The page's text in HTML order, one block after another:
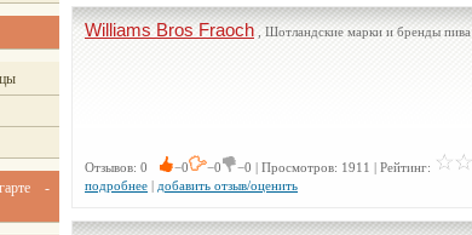
-
Williams Bros Fraoch, Шотландские марки и бренды пива
Отзывов: 0 −0 −0 −0 | Просмотров: 1911 | Рейтинг:
подробнее | добавить отзыв/оценить